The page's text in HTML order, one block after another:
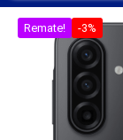
Remate! -3%